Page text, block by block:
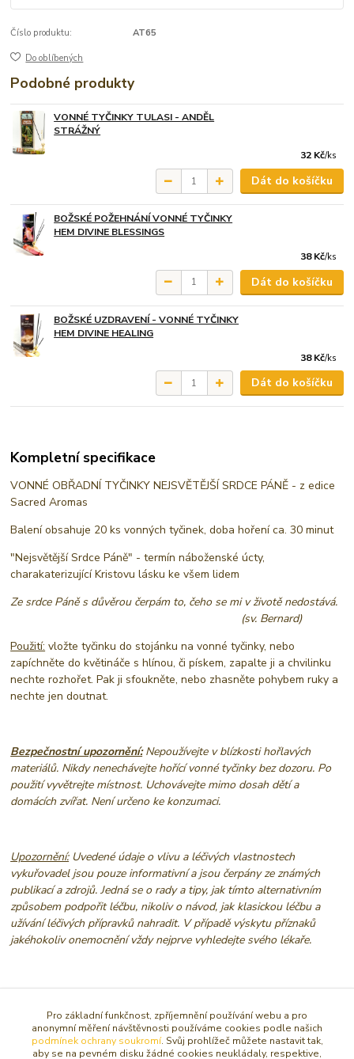
Číslo produktu: AT65
Do oblíbených
Podobné produkty
VONNÉ TYČINKY TULASI - ANDĚL
STRÁŽNÝ
32 Kč/ks
Dát do košíčku
BOŽSKÉ POŽEHNÁNÍ VONNÉ TYČINKY
HEM DIVINE BLESSINGS
38 Kč/ks
Dát do košíčku
BOŽSKÉ UZDRAVENÍ - VONNÉ TYČINKY
HEM DIVINE HEALING
38 Kč/ks
Dát do košíčku
Kompletní specifikace
VONNÉ OBŘADNÍ TYČINKY NEJSVĚTĚJŠÍ SRDCE PÁNĚ - z edice
Sacred Aromas
Balení obsahuje 20 ks vonných tyčinek, doba hoření ca. 30 minut
"Nejsvětější Srdce Páně" - termín náboženské úcty,
charakaterizující Kristovu lásku ke všem lidem
Ze srdce Páně s důvěrou čerpám to, čeho se mi v životě nedostává.
(sv. Bernard)
Použití: vložte tyčinku do stojánku na vonné tyčinky, nebo
zapíchněte do květináče s hlínou, či pískem, zapalte ji a chvilinku
nechte rozhořet. Pak ji sfoukněte, nebo zhasněte pohybem ruky a
nechte jen doutnat.
Bezpečnostní upozornění:Nepoužívejte v blízkosti hořlavých
materiálů. Nikdy nenechávejte hořící vonné tyčinky bez dozoru. Po
použití vyvětrejte místnost. Uchovávejte mimo dosah dětí a
domácích zvířat. Není určeno ke konzumaci.
Upozornění:Uvedené údaje o vlivu a léčivých vlastnostech
vykuřovadel jsou pouze informativní a jsou čerpány ze známých
publikací a zdrojů. Jedná se o rady a tipy, jak tímto alternativním
způsobem podpořit léčbu, nikoliv o návod, jak klasickou léčbu a
užívání léčivých přípravků nahradit. V případě výskytu příznaků
jakéhokoliv onemocnění vždy nejprve vyhledejte svého lékaře.
Původ zboží
Pro základní funkčnost, zpříjemnění používání webu a pro
anonymní měření návštěvnosti používáme cookies podle našich
podmínek ochrany soukromí. Svůj prohlížeč můžete nastavit tak,
aby se na pevném disku žádné cookies neukládaly, respektive,